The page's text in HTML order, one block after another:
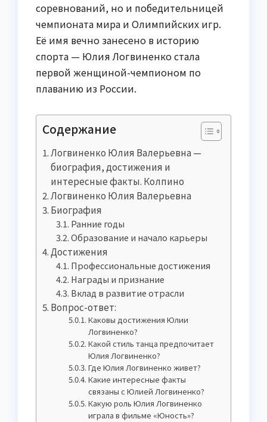
соревнований, но и победительницей
чемпионата мира и Олимпийских игр.
Её имя вечно занесено в историю
спорта — Юлия Логвиненко стала
первой женщиной-чемпионом по
плаванию из России.
Содержание
Логвиненко Юлия Валерьевна —
биография, достижения и
интересные факты. Колпино
Логвиненко Юлия Валерьевна
Биография
Ранние годы
Образование и начало карьеры
Достижения
Профессиональные достижения
Награды и признание
Вклад в развитие отрасли
Вопрос-ответ:
Каковы достижения Юлии
Логвиненко?
Какой стиль танца предпочитает
Юлия Логвиненко?
Где Юлия Логвиненко живет?
Какие интересные факты
связаны с Юлией Логвиненко?
Какую роль Юлия Логвиненко
играла в фильме «Юность»?